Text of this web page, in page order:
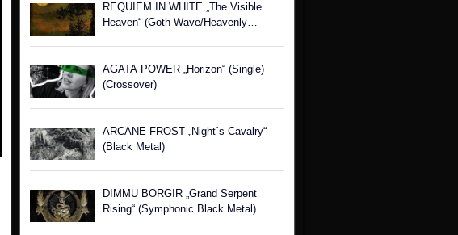
REQUIEM IN WHITE „The Visible
Heaven“ (Goth Wave/Heavenly
AGATA POWER „Horizon“ (Single)
(Crossover)
ARCANE FROST „Night´s Cavalry“
(Black Metal)
DIMMU BORGIR „Grand Serpent
Rising“ (Symphonic Black Metal)